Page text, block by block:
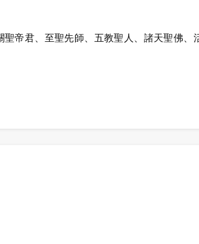
帝君、至聖先師、五教聖人、諸天聖佛、